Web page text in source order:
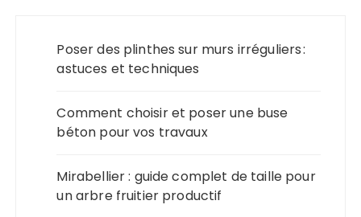
Poser des plinthes sur murs irréguliers :
astuces et techniques
Comment choisir et poser une buse
béton pour vos travaux
Mirabellier : guide complet de taille pour
un arbre fruitier productif